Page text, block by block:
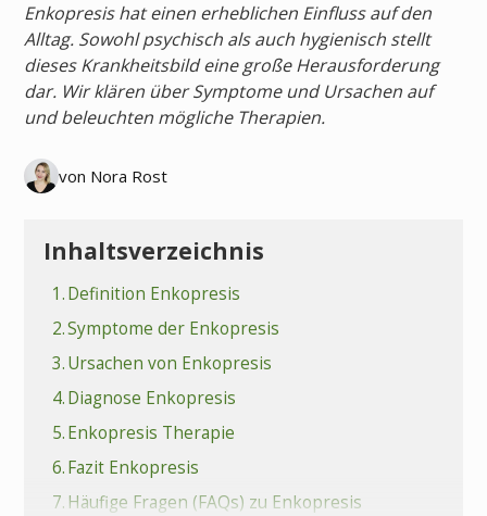
Enkopresis hat einen erheblichen Einfluss auf den
Alltag. Sowohl psychisch als auch hygienisch stellt
dieses Krankheitsbild eine große Herausforderung
dar. Wir klären über Symptome und Ursachen auf
und beleuchten mögliche Therapien.
von Nora Rost
Inhaltsverzeichnis
1.Definition Enkopresis
2.Symptome der Enkopresis
3.Ursachen von Enkopresis
4.Diagnose Enkopresis
5.Enkopresis Therapie
6.Fazit Enkopresis
7.Häufige Fragen (FAQs) zu Enkopresis